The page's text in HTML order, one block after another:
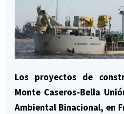
Los proyectos de
Monte Caseros-Bella
Ambiental Binacional, en